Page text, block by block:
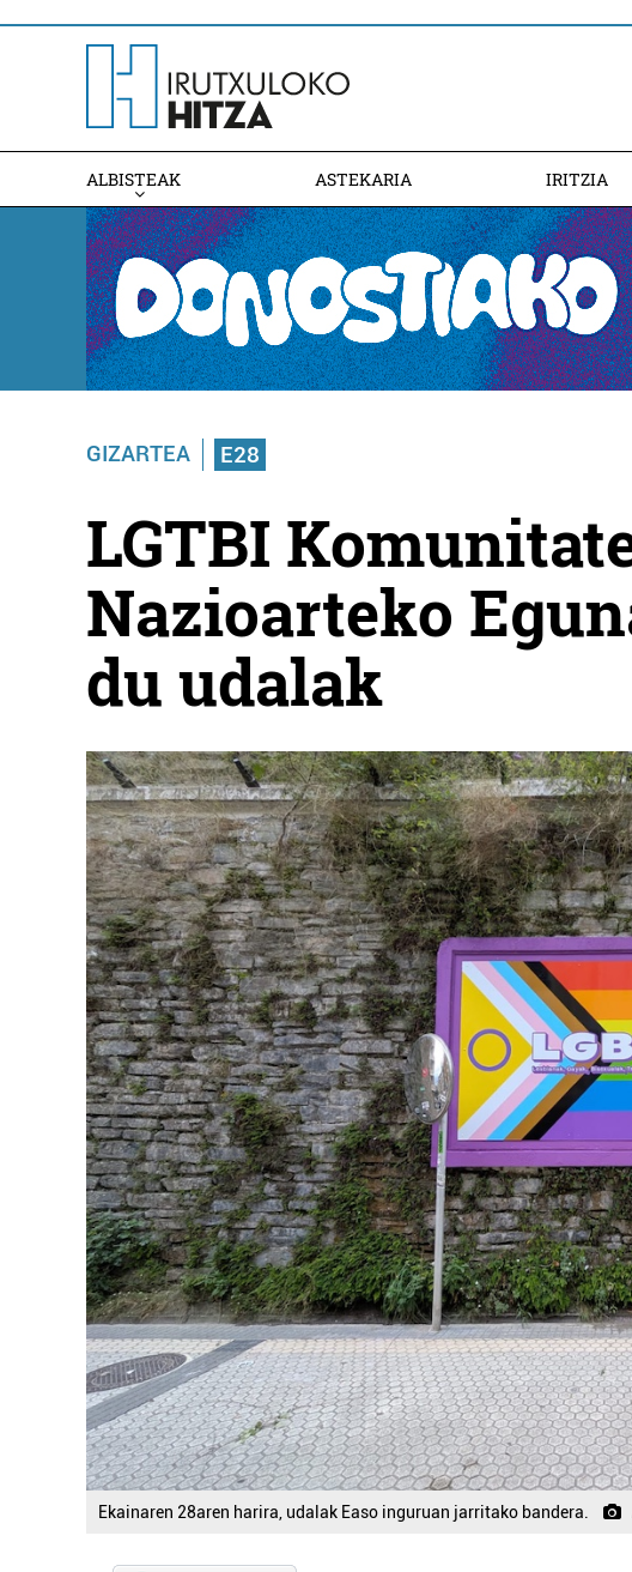
ALBISTEAK ASTEKARIA IRITZIA
GIZARTEA E28
LGTBI
Nazioarteko
du udalak
Ekainaren 28aren harira, udalak Easo inguruan jarritako bandera.